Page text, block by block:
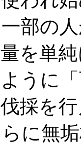
部の
を単
うに
採を
に無